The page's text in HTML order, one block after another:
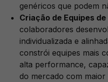
genéricos que podem
Criação de Equipes
colaboradores
individualizada e
constrói equipes mais
alta performance,
do mercado com maior